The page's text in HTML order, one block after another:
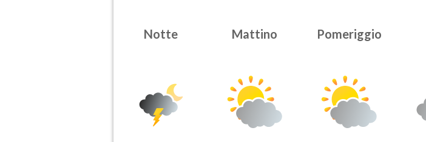
Notte Mattino Pomeriggio